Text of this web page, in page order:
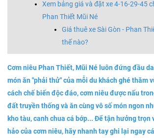
Xem bảng giá và đặt xe 4-16-29-45
Phan Thiết Mũi Né
Giá thuê xe Sài Gòn - Phan
thế nào?
Cơm niêu Phan Thiết, Mũi Né luôn đứng đầu
món ăn "phải thử" của mỗi du khách ghé thăm
cách chế biến độc đáo, cơm niêu được nấu
đất truyền thống và ăn cùng vô số món ngon
kho tàu, canh chua cá bớp... Để tận hưởng trọn
hảo của cơm niêu, hãy nhanh tay ghi lại ngay